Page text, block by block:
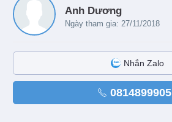
Anh Dương
Ngày tham gia: 27/11/2018
Nhắn Zalo
0814899905